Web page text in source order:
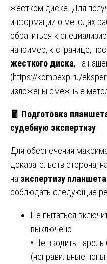
жестком диске. Для
информации о методах
обратиться к
например, к странице,
жесткого диска, на
(https://kompexp.ru/
изложены смежные
🧧 Подготовка
судебную экспертизу
Для обеспечения
доказательств сторона,
на экспертизу
соблюдать следующие
Не пытаться
выключено.
• Не вводить
(неправильные